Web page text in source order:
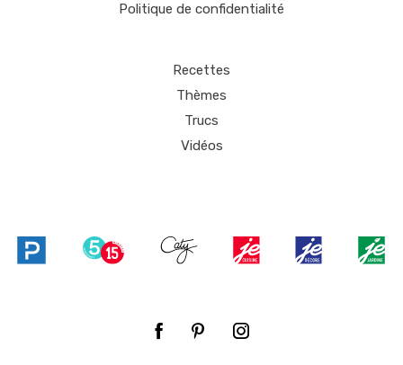
Politique de confidentialité
Recettes
Thèmes
Trucs
Vidéos